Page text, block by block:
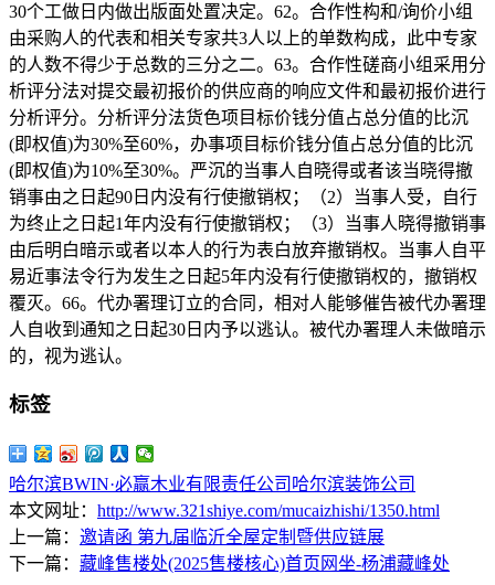
30个工做日内做出版面处置决定。62。合作性构和/询价小组
由采购人的代表和相关专家共3人以上的单数构成，此中专家
的人数不得少于总数的三分之二。63。合作性磋商小组采用分
析评分法对提交最初报价的供应商的响应文件和最初报价进行
分析评分。分析评分法货色项目标价钱分值占总分值的比沉
(即权值)为30%至60%，办事项目标价钱分值占总分值的比沉
(即权值)为10%至30%。严沉的当事人自晓得或者该当晓得撤
销事由之日起90日内没有行使撤销权；（2）当事人受，自行
为终止之日起1年内没有行使撤销权；（3）当事人晓得撤销事
由后明白暗示或者以本人的行为表白放弃撤销权。当事人自平
易近事法令行为发生之日起5年内没有行使撤销权的，撤销权
覆灭。66。代办署理订立的合同，相对人能够催告被代办署理
人自收到通知之日起30日内予以逃认。被代办署理人未做暗示
的，视为逃认。
标签
哈尔滨BWIN·必赢木业有限责任公司 哈尔滨装饰公司
本文网址： http://www.321shiye.com/mucaizhishi/1350.html
上一篇： 邀请函 第九届临沂全屋定制暨供应链展
下一篇： 藏峰售楼处(2025售楼核心)首页网坐-​杨浦藏峰处